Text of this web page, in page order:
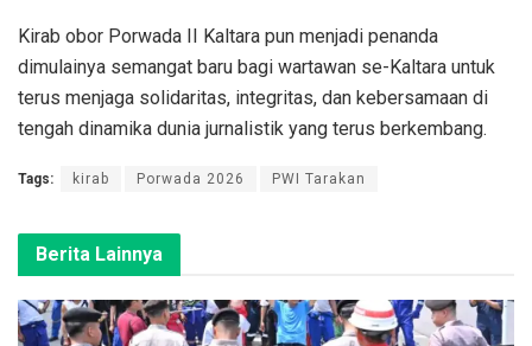
Kirab obor Porwada II Kaltara pun menjadi penanda
dimulainya semangat baru bagi wartawan se-Kaltara untuk
terus menjaga solidaritas, integritas, dan kebersamaan di
tengah dinamika dunia jurnalistik yang terus berkembang.
Tags: kirab Porwada 2026 PWI Tarakan
Berita Lainnya